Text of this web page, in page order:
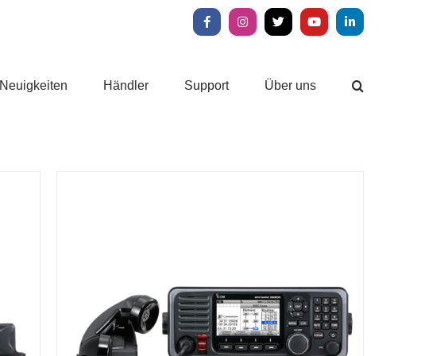
FacebookInstagram
X YouTubeLinkedIn
Neuigkeiten Händler Support Über uns